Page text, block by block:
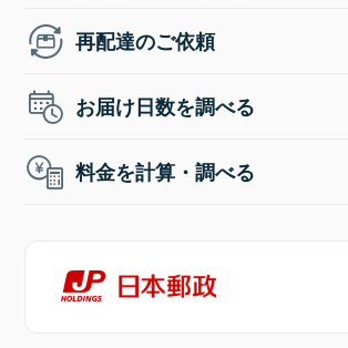
再配達のご依頼
お届け日数を調べる
料金を計算・調べる